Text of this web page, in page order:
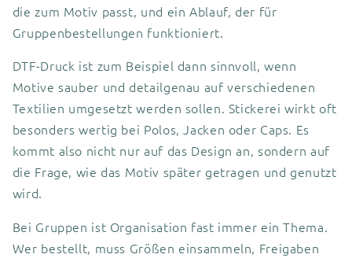
die zum Motiv passt, und ein Ablauf, der für
Gruppenbestellungen funktioniert.
DTF-Druck ist zum Beispiel dann sinnvoll, wenn
Motive sauber und detailgenau auf verschiedenen
Textilien umgesetzt werden sollen. Stickerei wirkt oft
besonders wertig bei Polos, Jacken oder Caps. Es
kommt also nicht nur auf das Design an, sondern auf
die Frage, wie das Motiv später getragen und genutzt
wird.
Bei Gruppen ist Organisation fast immer ein Thema.
Wer bestellt, muss Größen einsammeln, Freigaben